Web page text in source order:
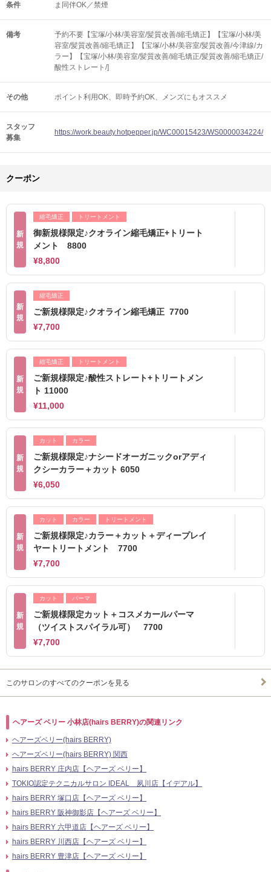
条件
ま同伴OK／禁煙
備考
予約不要【宝塚/小林/美容室/髪質改善/縮毛矯正】【宝塚/小林/美
容室/髪質改善/縮毛矯正】【宝塚/小林/美容室/髪質改善/今津線/カ
ラー】【宝塚/小林/美容室/髪質改善/縮毛矯正/髪質改善/縮毛矯正/
酸性ストレート/]
その他 ポイント利用OK 即時予約OK メンズにもオススメ
スタッフ
募集
https://work.beauty.hotpepper.jp/WC00015423/WS0000034224/
クーポン
新
規
縮毛矯正 トリートメント
御新規様限定♪クオライン縮毛矯正+トリート
メント 8800
¥8,800
新
規
縮毛矯正
ご新規様限定♪クオライン縮毛矯正 7700
¥7,700
新
規
縮毛矯正 トリートメント
ご新規様限定♪酸性ストレート+トリートメン
ト 11000
¥11,000
新
規
カット カラー
ご新規様限定♪ナシードオーガニックorアディ
クシーカラー＋カット 6050
¥6,050
新
規
カット カラー トリートメント
ご新規様限定♪カラー＋カット＋ディープレイ
ヤートリートメント 7700
¥7,700
新
規
カット パーマ
ご新規様限定カット＋コスメカールパーマ
（ツイストスパイラル可） 7700
¥7,700
このサロンのすべてのクーポンを見る
ヘアーズ ベリー 小林店(hairs BERRY)の関連リンク
ヘアーズベリー(hairs BERRY)
ヘアーズベリー(hairs BERRY) 関西
hairs BERRY 庄内店【ヘアーズ ベリー】
TOKIO認定テクニカルサロン IDEAL 夙川店【イデアル】
hairs BERRY 塚口店【ヘアーズ ベリー】
hairs BERRY 阪神御影店【ヘアーズ ベリー】
hairs BERRY 六甲道店【ヘアーズ ベリー】
hairs BERRY 川西店【ヘアーズ ベリー】
hairs BERRY 豊津店【ヘアーズ ベリー】